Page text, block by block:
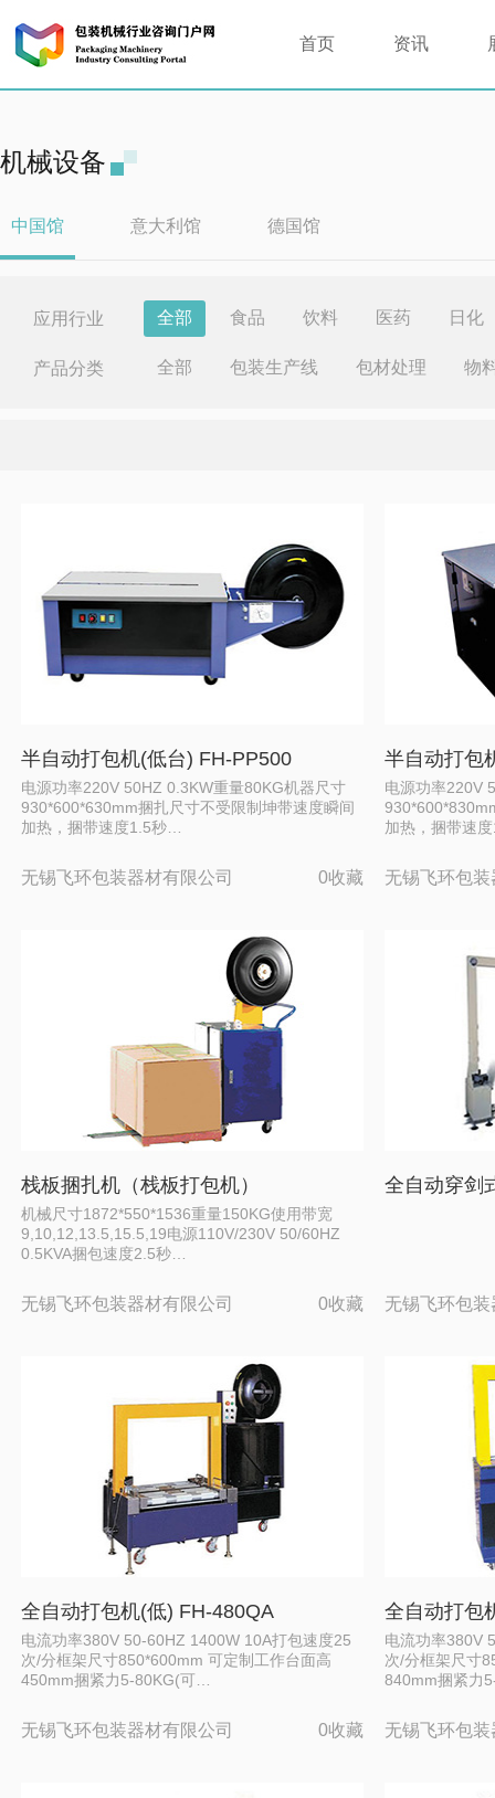
首页 资讯
机械设备
中国馆 意大利馆 德国馆
应用行业 全部 食品 饮料 医药 日化
产品分类 全部 包装生产线 包材处理 物
半自动打包机(低台) FH-PP500
电源功率220V 50HZ 0.3KW重量80KG机器尺寸
930*600*630mm捆扎尺寸不受限制坤带速度瞬间
加热，捆带速度1.5秒…
无锡飞环包装器材有限公司 0收藏
半自动打包
电源功率220V
加热，捆带速
无锡飞环包
栈板捆扎机（栈板打包机）
机械尺寸1872*550*1536重量150KG使用带宽
9,10,12,13.5,15.5,19电源110V/230V 50/60HZ
0.5KVA捆包速度2.5秒…
无锡飞环包装器材有限公司 0收藏
全自动穿剑
无锡飞环包
全自动打包机(低) FH-480QA
电流功率380V 50-60HZ 1400W 10A打包速度25
次/分框架尺寸850*600mm 可定制工作台面高
450mm捆紧力5-80KG(可…
无锡飞环包装器材有限公司 0收藏
全自动打包
电流功率380V
次/分框架尺寸
840mm捆紧力
无锡飞环包